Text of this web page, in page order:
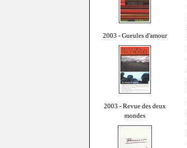
2003 - Gueules d'amour
2003 - Revue des deux
mondes